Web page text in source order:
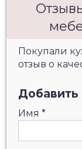
Покупали
отзыв о
Имя *